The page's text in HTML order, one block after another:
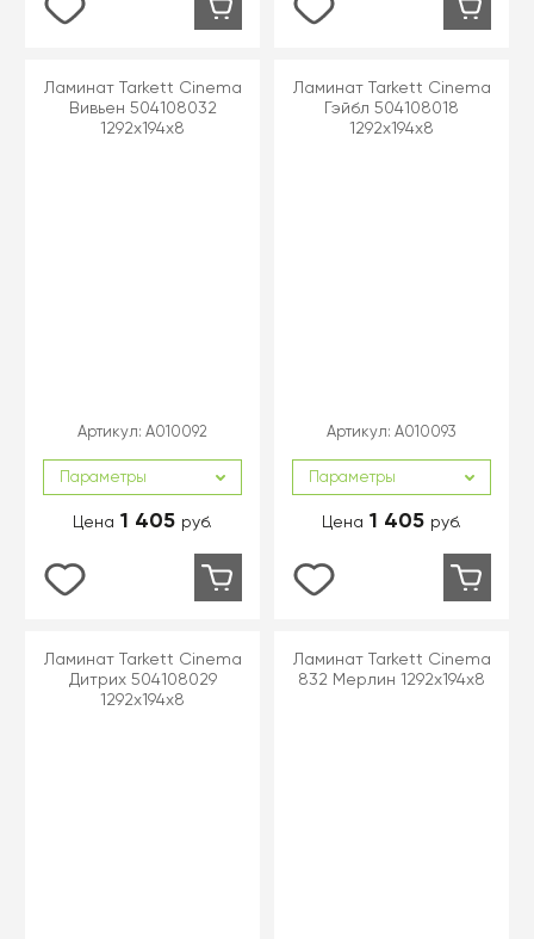
Ламинат Tarkett Cinema
Вивьен 504108032
1292x194x8
Артикул: A010092
Параметры
Цена 1 405 руб.
Ламинат Tarkett Cinema
Гэйбл 504108018
1292x194x8
Артикул: A010093
Параметры
Цена 1 405 руб.
Ламинат Tarkett Cinema
Дитрих 504108029
1292x194x8
Ламинат Tarkett Cinema
832 Mерлин 1292x194x8